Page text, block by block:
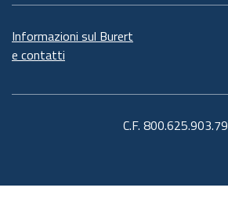
Informazioni sul Burert
e contatti
C.F. 800.625.903.79